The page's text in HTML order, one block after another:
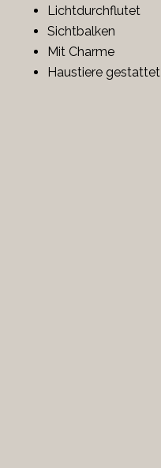
Lichtdurchflutet
Sichtbalken
Mit Charme
Haustiere gestattet